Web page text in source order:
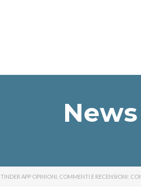
TINDER APP OPINIONI, COMMENTI E RECENSIONI: